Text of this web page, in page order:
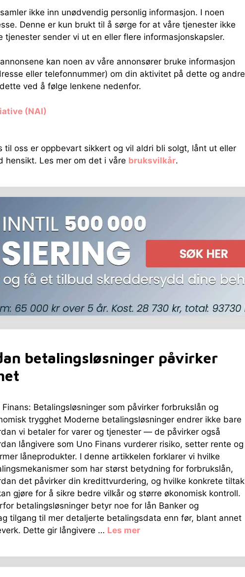
ikke inn unødvendig personlig informasjon. I noen
Denne er kun brukt til å sørge for at våre tjenester ikke
tjenester sender vi ut en eller flere informasjonskapsler.
kan noen av våre annonsører bruke informasjon
eller telefonnummer) om din aktivitet på dette og andre
ved å følge lenkene nedenfor.
(NAI)
til oss er oppbevart sikkert og vil aldri bli solgt, lånt ut eller
Les mer om det i våre bruksvilkår.
betalingsløsninger påvirker
Finans: Betalingsløsninger som påvirker forbrukslån og
trygghet Moderne betalingsløsninger endrer ikke bare
vi betaler for varer og tjenester — de påvirker også
långivere som Uno Finans vurderer risiko, setter rente og
låneprodukter. I denne artikkelen forklarer vi hvilke
som har størst betydning for forbrukslån,
det påvirker din kredittvurdering, og hvilke konkrete tiltak
gjøre for å sikre bedre vilkår og større økonomisk kontroll.
betalingsløsninger betyr noe for lån Banker og
tilgang til mer detaljerte betalingsdata enn før, blant annet
Dette gir långivere … Les mer